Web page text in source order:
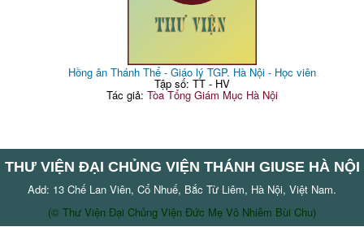
Hồng ân Thánh Thể - Giáo lý TGP. Hà Nội - Học viên
Tập số: TT - HV
Tác giả: Tòa Tổng Giám Mục Hà Nội
THƯ VIỆN ĐẠI CHỦNG VIỆN THÁNH GIUSE HÀ NỘI
Add: 13 Chế Lan Viên, Cổ Nhuế, Bắc Từ Liêm, Hà Nội, Việt Nam.
(© Thư Viện Đại Chủng Viện Đức Mẹ Vô Nhiễm Bùi Chu)